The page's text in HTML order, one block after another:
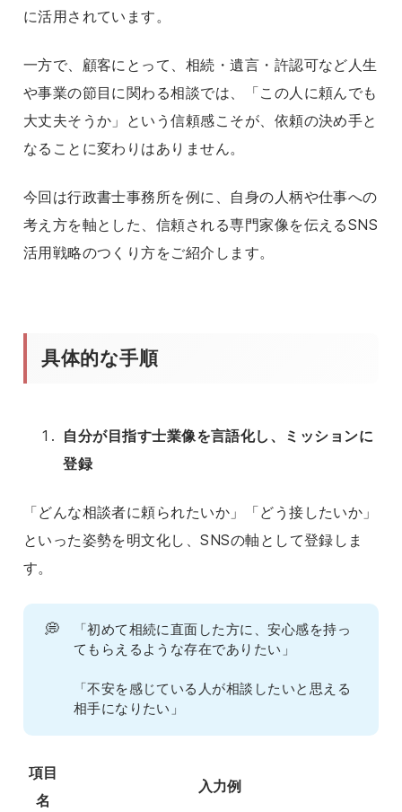
に活用されています。
一方で、顧客にとって、相続・遺言・許認可など人生
や事業の節目に関わる相談では、「この人に頼んでも
大丈夫そうか」という信頼感こそが、依頼の決め手と
なることに変わりはありません。
今回は行政書士事務所を例に、自身の人柄や仕事への
考え方を軸とした、信頼される専門家像を伝えるSNS
活用戦略のつくり方をご紹介します。
具体的な手順
自分が目指す士業像を言語化し、ミッションに
登録
「どんな相談者に頼られたいか」「どう接したいか」
といった姿勢を明文化し、SNSの軸として登録しま
す。
💭
「初めて相続に直面した方に、安心感を持っ
てもらえるような存在でありたい」
「不安を感じている人が相談したいと思える
相手になりたい」
項目
名
入力例